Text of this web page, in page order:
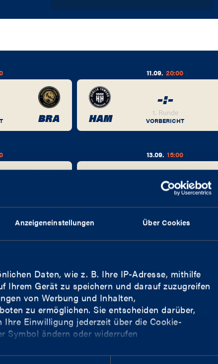
Anzeigeneinstellungen Über Cookies
Daten, wie z. B. Ihre IP-Adresse, mithilfe
Ihrem Gerät zu speichern und darauf zuzugreifen
von Werbung und Inhalten,
zu ermöglichen. Sie entscheiden darüber,
Einwilligung jederzeit über die Cookie-
Symbol ändern oder widerrufen
BRA
11.09. 20:00
HAM
-:-
1. Runde
VORBERICHT
13.09. 15:00
-:-
1. Runde
OLD
AUF